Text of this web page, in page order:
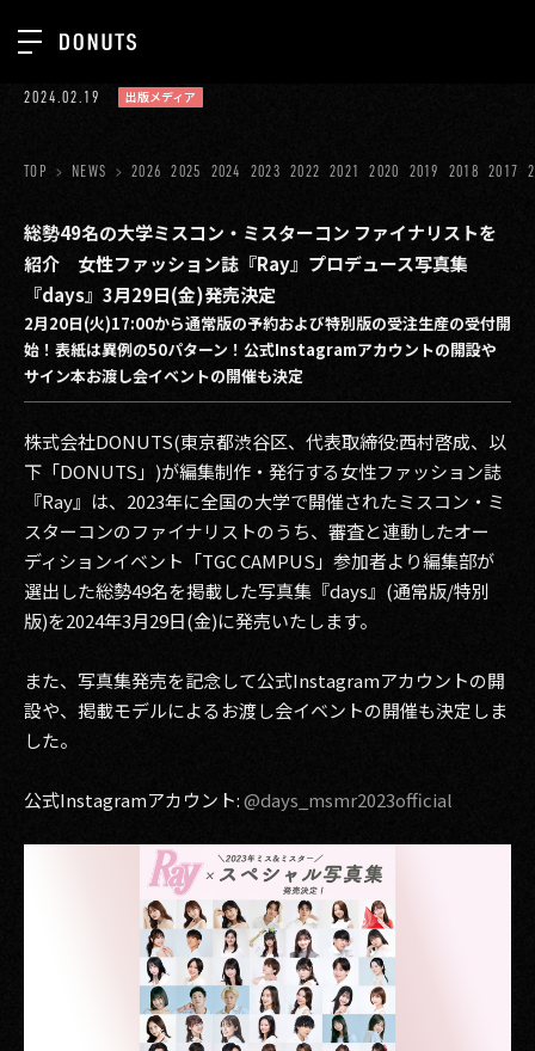
ジョブカン
ゲーム
ミクチャ
医療(CLIUS)
出版メディア
イベント
タテドラ
その他事業
2025
2023
2022
2021
2020
2019
TOP
ABOUT
SERVICES
GROUP
RECRUIT
CONTACT
PRIVACY POLICY
2024.02.19 出版メディア
TOP NEWS 2026 2025 2024 2023 2022 2021 2020 2019 2018 2017
総勢49名の大学ミスコン・ミスターコン ファイナリストを
紹介 女性ファッション誌『Ray』プロデュース写真集
『days』3月29日(金)発売決定
2月20日(火)17:00から通常版の予約および特別版の受注生産の受付開
始！表紙は異例の50パターン！公式Instagramアカウントの開設や
サイン本お渡し会イベントの開催も決定
株式会社DONUTS(東京都渋谷区、代表取締役:西村啓成、以
下「DONUTS」)が編集制作・発行する女性ファッション誌
『Ray』は、2023年に全国の大学で開催されたミスコン・ミ
スターコンのファイナリストのうち、審査と連動したオー
ディションイベント「TGC CAMPUS」参加者より編集部が
選出した総勢49名を掲載した写真集『days』(通常版/特別
版)を2024年3月29日(金)に発売いたします。
また、写真集発売を記念して公式Instagramアカウントの開
設や、掲載モデルによるお渡し会イベントの開催も決定しま
した。
公式Instagramアカウント:@days_msmr2023official